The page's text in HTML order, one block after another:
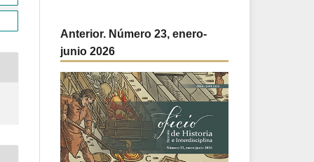
Anterior. Número 23, enero-
junio 2026